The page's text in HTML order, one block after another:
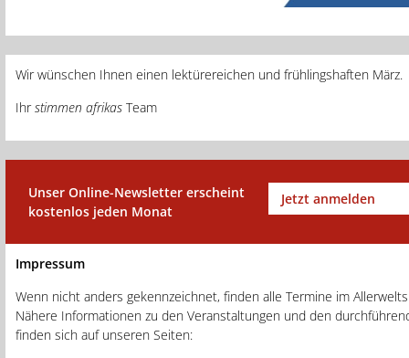
Wir wünschen Ihnen einen lektürereichen und frühlingshaften März.
Ihrstimmen afrikas Team
Unser Online-Newsletter erscheint
kostenlos jeden Monat
Jetzt anmelden
Impressum
Wenn nicht anders gekennzeichnet, finden alle Termine im
Nähere Informationen zu den Veranstaltungen und den
finden sich auf unseren Seiten: